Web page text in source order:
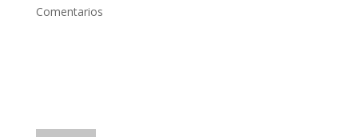
Comentarios